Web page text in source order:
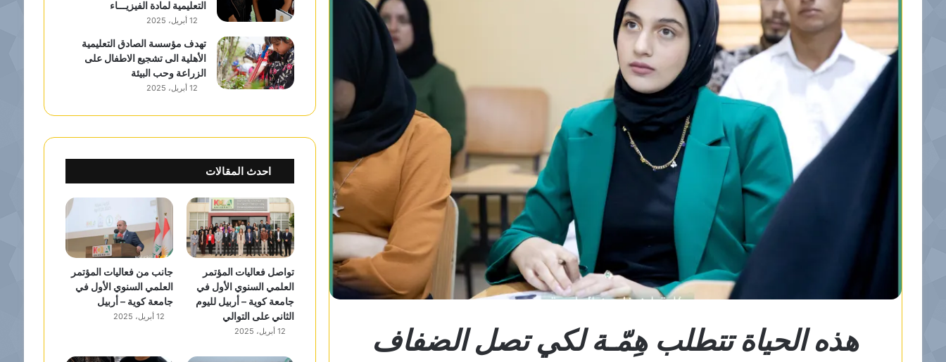
هذه الحياة تتطلب هِمّـة لكي تصل الضفاف
التعليمية لمادة الفيزيـــاء
12 أبريل، 2025
تهدف مؤسسة الصادق التعليمية
الأهلية الى تشجيع الاطفال على
الزراعة وحب البيئة
12 أبريل، 2025
احدث المقالات
تواصل فعاليات المؤتمر
العلمي السنوي الأول في
جامعة كوية – أربيل لليوم
الثاني على التوالي
12 أبريل، 2025
جانب من فعاليات المؤتمر
العلمي السنوي الأول في
جامعة كوية – أربيل
12 أبريل، 2025